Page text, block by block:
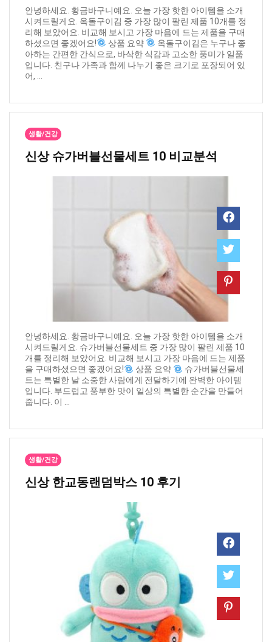
안녕하세요. 황금바구니예요. 오늘 가장 핫한 아이템을 소개
시켜드릴게요. 옥돌구이김 중 가장 많이 팔린 제품 10개를 정
리해 보았어요. 비교해 보시고 가장 마음에 드는 제품을 구매
하셨으면 좋겠어요!
상품 요약
옥돌구이김은 누구나 좋
아하는 간편한 간식으로, 바삭한 식감과 고소한 풍미가 일품
입니다. 친구나 가족과 함께 나누기 좋은 크기로 포장되어 있
어, ...
생활/건강
신상 ​슈가버블선물세트 10 비교분석
안녕하세요. 황금바구니예요. 오늘 가장 핫한 아이템을 소개
시켜드릴게요. 슈가버블선물세트 중 가장 많이 팔린 제품 10
개를 정리해 보았어요. 비교해 보시고 가장 마음에 드는 제품
을 구매하셨으면 좋겠어요!
상품 요약
슈가버블선물세
트는 특별한 날 소중한 사람에게 전달하기에 완벽한 아이템
입니다. 부드럽고 풍부한 맛이 일상의 특별한 순간을 만들어
줍니다. 이 ...
생활/건강
신상 ​한교동랜덤박스 10 후기